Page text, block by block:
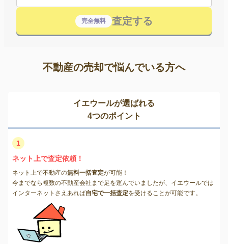
完全無料 査定する
不動産の売却で悩んでいる方へ
イエウールが選ばれる
4つのポイント
1
ネット上で査定依頼！
ネット上で不動産の無料一括査定が可能！
今までなら複数の不動産会社まで足を運んでいましたが、イエウールでは
インターネットさえあれば自宅で一括査定を受けることが可能です。